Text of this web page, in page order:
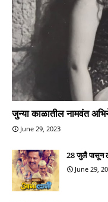
जुन्या काळातील नामवंत
June 29, 2023
28 जुलै पासून
June 29,